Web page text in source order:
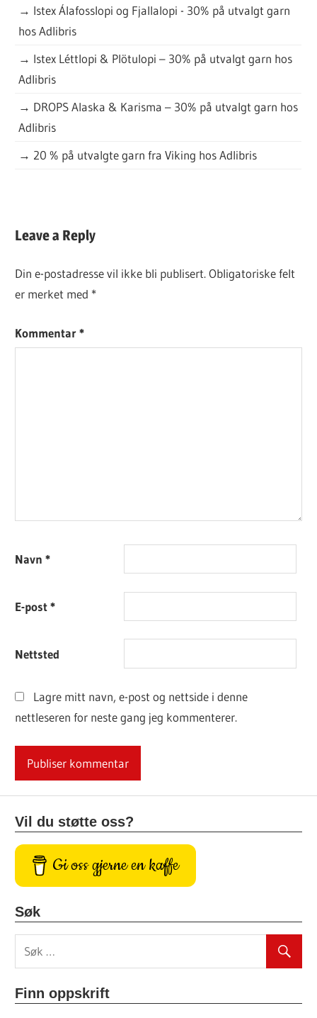
→ Istex Álafosslopi og Fjallalopi - 30% på utvalgt garn
hos Adlibris
→ Istex Léttlopi & Plötulopi – 30% på utvalgt garn hos
Adlibris
→ DROPS Alaska & Karisma – 30% på utvalgt garn hos
Adlibris
→ 20 % på utvalgte garn fra Viking hos Adlibris
GRATISOPPSKRIFT
Leave a Reply
Din e-postadresse vil ikke bli publisert. Obligatoriske felt
er merket med *
Kommentar*
Navn*
E-post*
Nettsted
Lagre mitt navn, e-post og nettside i denne
nettleseren for neste gang jeg kommenterer.
Vil du støtte oss?
Gi oss gjerne en kaffe
Søk
Finn oppskrift